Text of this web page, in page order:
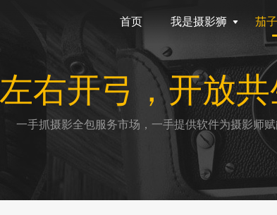
首页 我是摄影狮 茄
左右开弓，开放共
一手抓摄影全包服务市场，一手提供软件为摄影师